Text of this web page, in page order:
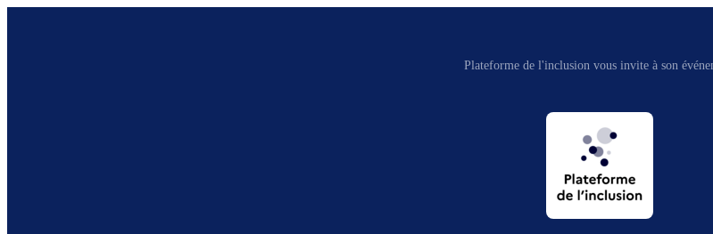
Plateforme de l'inclusion vous invite à son